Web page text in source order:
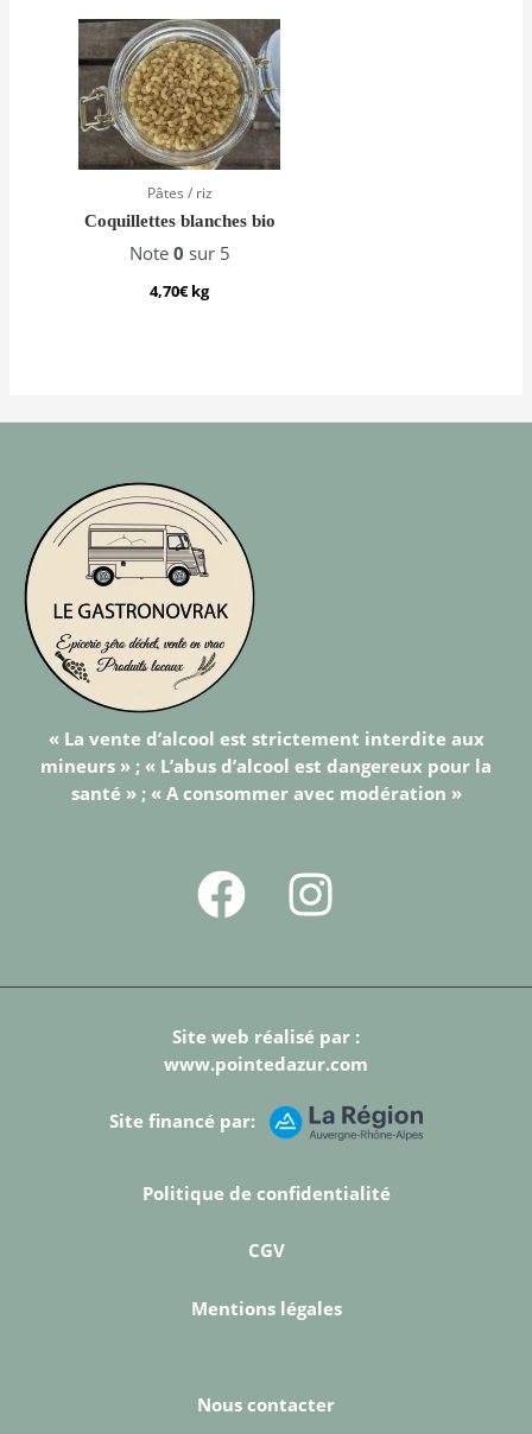
Pâtes / riz
Coquillettes blanches bio
Note 0 sur 5
4,70€kg
« La vente d’alcool est strictement interdite aux
mineurs » ; « L’abus d’alcool est dangereux pour la
santé » ; « A consommer avec modération »
Site web réalisé par :
www.pointedazur.com
Site financé par:
Politique de confidentialité
CGV
Mentions légales
Nous contacter